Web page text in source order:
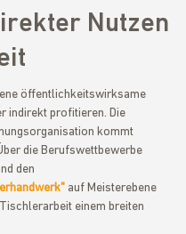
Nutzen
öffentlichkeitswirksame
indirekt profitieren. Die
kommt
die Berufswettbewerbe
den
auf Meisterebene
einem breiten